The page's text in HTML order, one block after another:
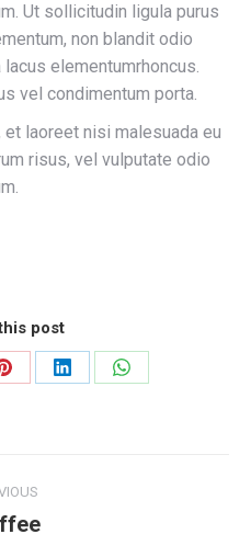
Ut sollicitudin ligula purus
non blandit odio
elementumrhoncus.
vel condimentum porta.
laoreet nisi malesuada eu
risus, vel vulputate odio
post
Share
Share
Share
Previous